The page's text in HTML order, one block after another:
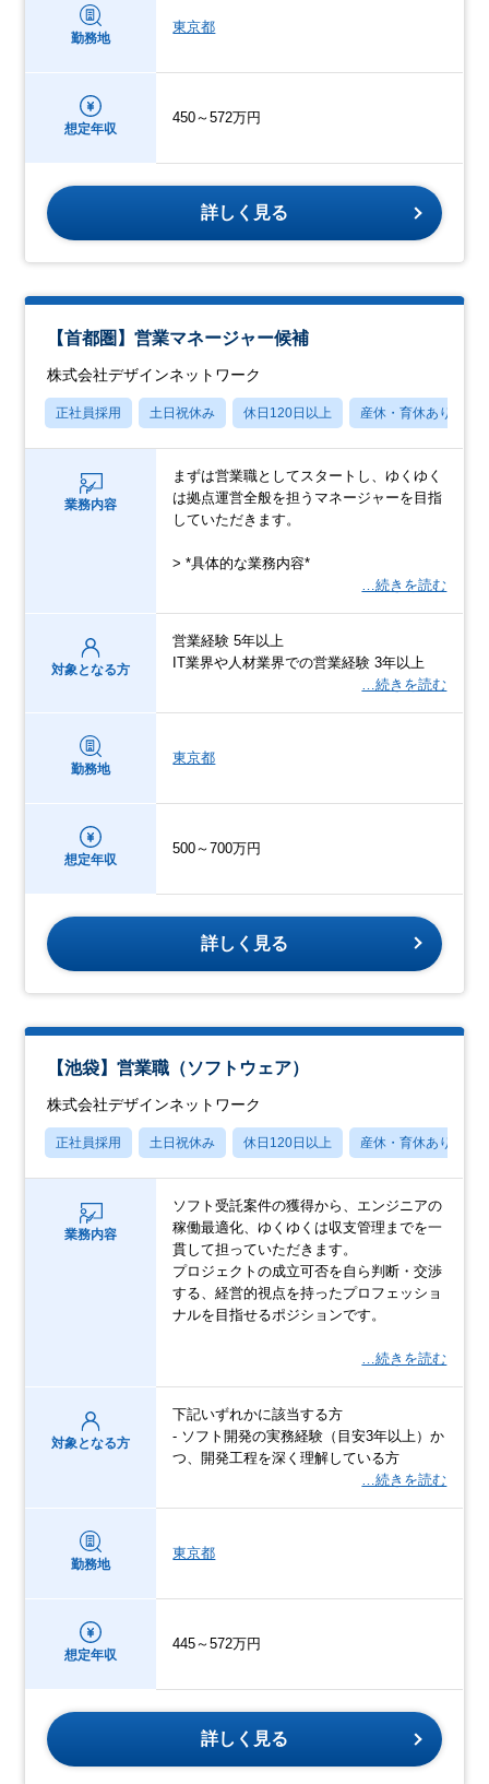
勤務地
東京都
想定年収
450～572万円
詳しく見る
【首都圏】営業マネージャー候補
株式会社デザインネットワーク
正社員採用 土日祝休み 休日120日以上 産休・育休あり
業務内容
まずは営業職としてスタートし、ゆくゆく
は拠点運営全般を担うマネージャーを目指
していただきます。
> *具体的な業務内容*
…続きを読む
対象となる方
営業経験 5年以上
IT業界や人材業界での営業経験 3年以上
…続きを読む
勤務地
東京都
想定年収
500～700万円
詳しく見る
【池袋】営業職（ソフトウェア）
株式会社デザインネットワーク
正社員採用 土日祝休み 休日120日以上 産休・育休あり
業務内容
ソフト受託案件の獲得から、エンジニアの
稼働最適化、ゆくゆくは収支管理までを一
貫して担っていただきます。
プロジェクトの成立可否を自ら判断・交渉
する、経営的視点を持ったプロフェッショ
ナルを目指せるポジションです。
…続きを読む
対象となる方
下記いずれかに該当する方
- ソフト開発の実務経験（目安3年以上）か
つ、開発工程を深く理解している方
…続きを読む
勤務地
東京都
想定年収
445～572万円
詳しく見る